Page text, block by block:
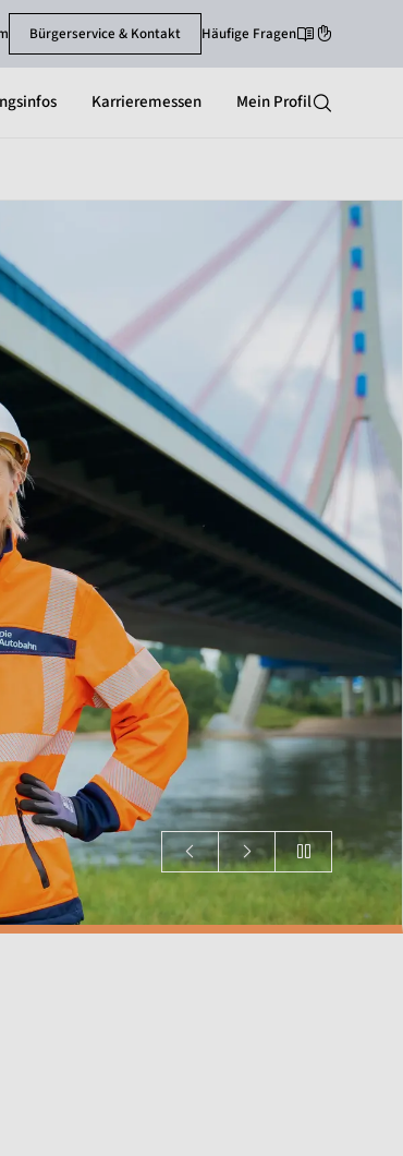
Bürgerservice & Kontakt Häufige FragenLeichte-Sprache
Karrieremessen Mein Profil